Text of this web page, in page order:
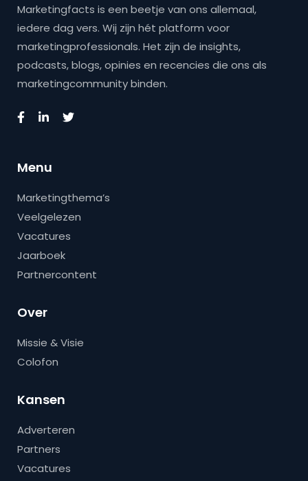
Marketingfacts is een beetje van ons allemaal,
iedere dag vers. Wij zijn hét platform voor
marketingprofessionals. Het zijn de insights,
podcasts, blogs, opinies en recencies die ons als
marketingcommunity binden.
Menu
Marketingthema’s
Veelgelezen
Vacatures
Jaarboek
Partnercontent
Over
Missie & Visie
Colofon
Kansen
Adverteren
Partners
Vacatures